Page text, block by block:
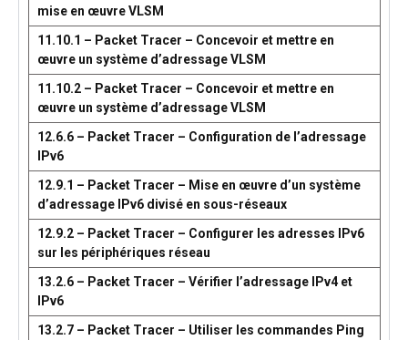
mise en œuvre VLSM
11.10.1 – Packet Tracer – Concevoir et mettre en
œuvre un système d’adressage VLSM
11.10.2 – Packet Tracer – Concevoir et mettre en
œuvre un système d’adressage VLSM
12.6.6 – Packet Tracer – Configuration de l’adressage
IPv6
12.9.1 – Packet Tracer – Mise en œuvre d’un système
d’adressage IPv6 divisé en sous-réseaux
12.9.2 – Packet Tracer – Configurer les adresses IPv6
sur les périphériques réseau
13.2.6 – Packet Tracer – Vérifier l’adressage IPv4 et
IPv6
13.2.7 – Packet Tracer – Utiliser les commandes Ping